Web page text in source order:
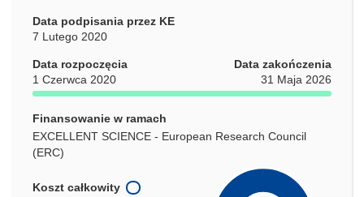
Data podpisania przez KE
7 Lutego 2020
Data rozpoczęcia
1 Czerwca 2020
Data zakończenia
31 Maja 2026
Finansowanie w ramach
EXCELLENT SCIENCE - European Research Council
(ERC)
Koszt całkowity